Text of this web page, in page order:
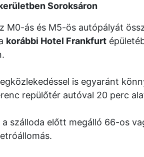
Soroksáron
M0-ás és M5-ös autópályát
korábbi Hotel Frankfurt
is egyaránt
repülőtér autóval 20 perc
szálloda előtt megálló 66-os